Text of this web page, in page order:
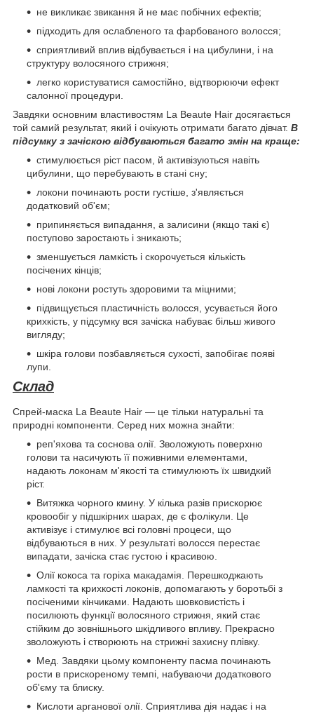
не викликає звикання й не має побічних ефектів;
підходить для ослабленого та фарбованого волосся;
сприятливий вплив відбувається і на цибулини, і на
структуру волосяного стрижня;
легко користуватися самостійно, відтворюючи ефект
салонної процедури.
Завдяки основним властивостям La Beaute Hair досягається
той самий результат, який і очікують отримати багато дівчат. В
підсумку з зачіскою відбуваються багато змін на краще:
стимулюється ріст пасом, й активізуються навіть
цибулини, що перебувають в стані сну;
локони починають рости густіше, з'являється
додатковий об'єм;
припиняється випадання, а залисини (якщо такі є)
поступово заростають і зникають;
зменшується ламкість і скорочується кількість
посічених кінців;
нові локони ростуть здоровими та міцними;
підвищується пластичність волосся, усувається його
крихкість, у підсумку вся зачіска набуває більш живого
вигляду;
шкіра голови позбавляється сухості, запобігає появі
лупи.
Склад
Спрей-маска La Beaute Hair — це тільки натуральні та
природні компоненти. Серед них можна знайти:
реп'яхова та соснова олії. Зволожують поверхню
голови та насичують її поживними елементами,
надають локонам м'якості та стимулюють їх швидкий
ріст.
Витяжка чорного кмину. У кілька разів прискорює
кровообіг у підшкірних шарах, де є фолікули. Це
активізує і стимулює всі головні процеси, що
відбуваються в них. У результаті волосся перестає
випадати, зачіска стає густою і красивою.
Олії кокоса та горіха макадамія. Перешкоджають
ламкості та крихкості локонів, допомагають у боротьбі з
посіченими кінчиками. Надають шовковистість і
посилюють функції волосяного стрижня, який стає
стійким до зовнішнього шкідливого впливу. Прекрасно
зволожують і створюють на стрижні захисну плівку.
Мед. Завдяки цьому компоненту пасма починають
рости в прискореному темпі, набуваючи додаткового
об'єму та блиску.
Кислоти арганової олії. Сприятлива дія надає і на